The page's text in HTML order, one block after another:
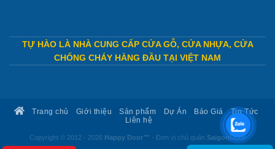
TỰ HÀO LÀ NHÀ CUNG CẤP CỬA GỖ, CỬA NHỰA, CỬA
CHỐNG CHÁY HÀNG ĐẦU TẠI VIỆT NAM
Trang chủ Giới thiệu Sản phẩm Dự Án Báo Giá
Tin Tức
Liên hệ
Copyright © 2012 - 2026 Happy Door™ - Đơn vị chủ quản SaigonDoor